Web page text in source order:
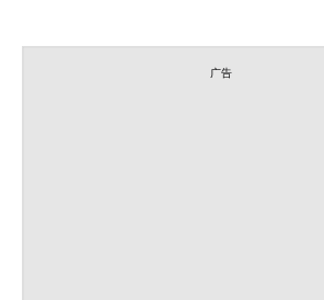
广告